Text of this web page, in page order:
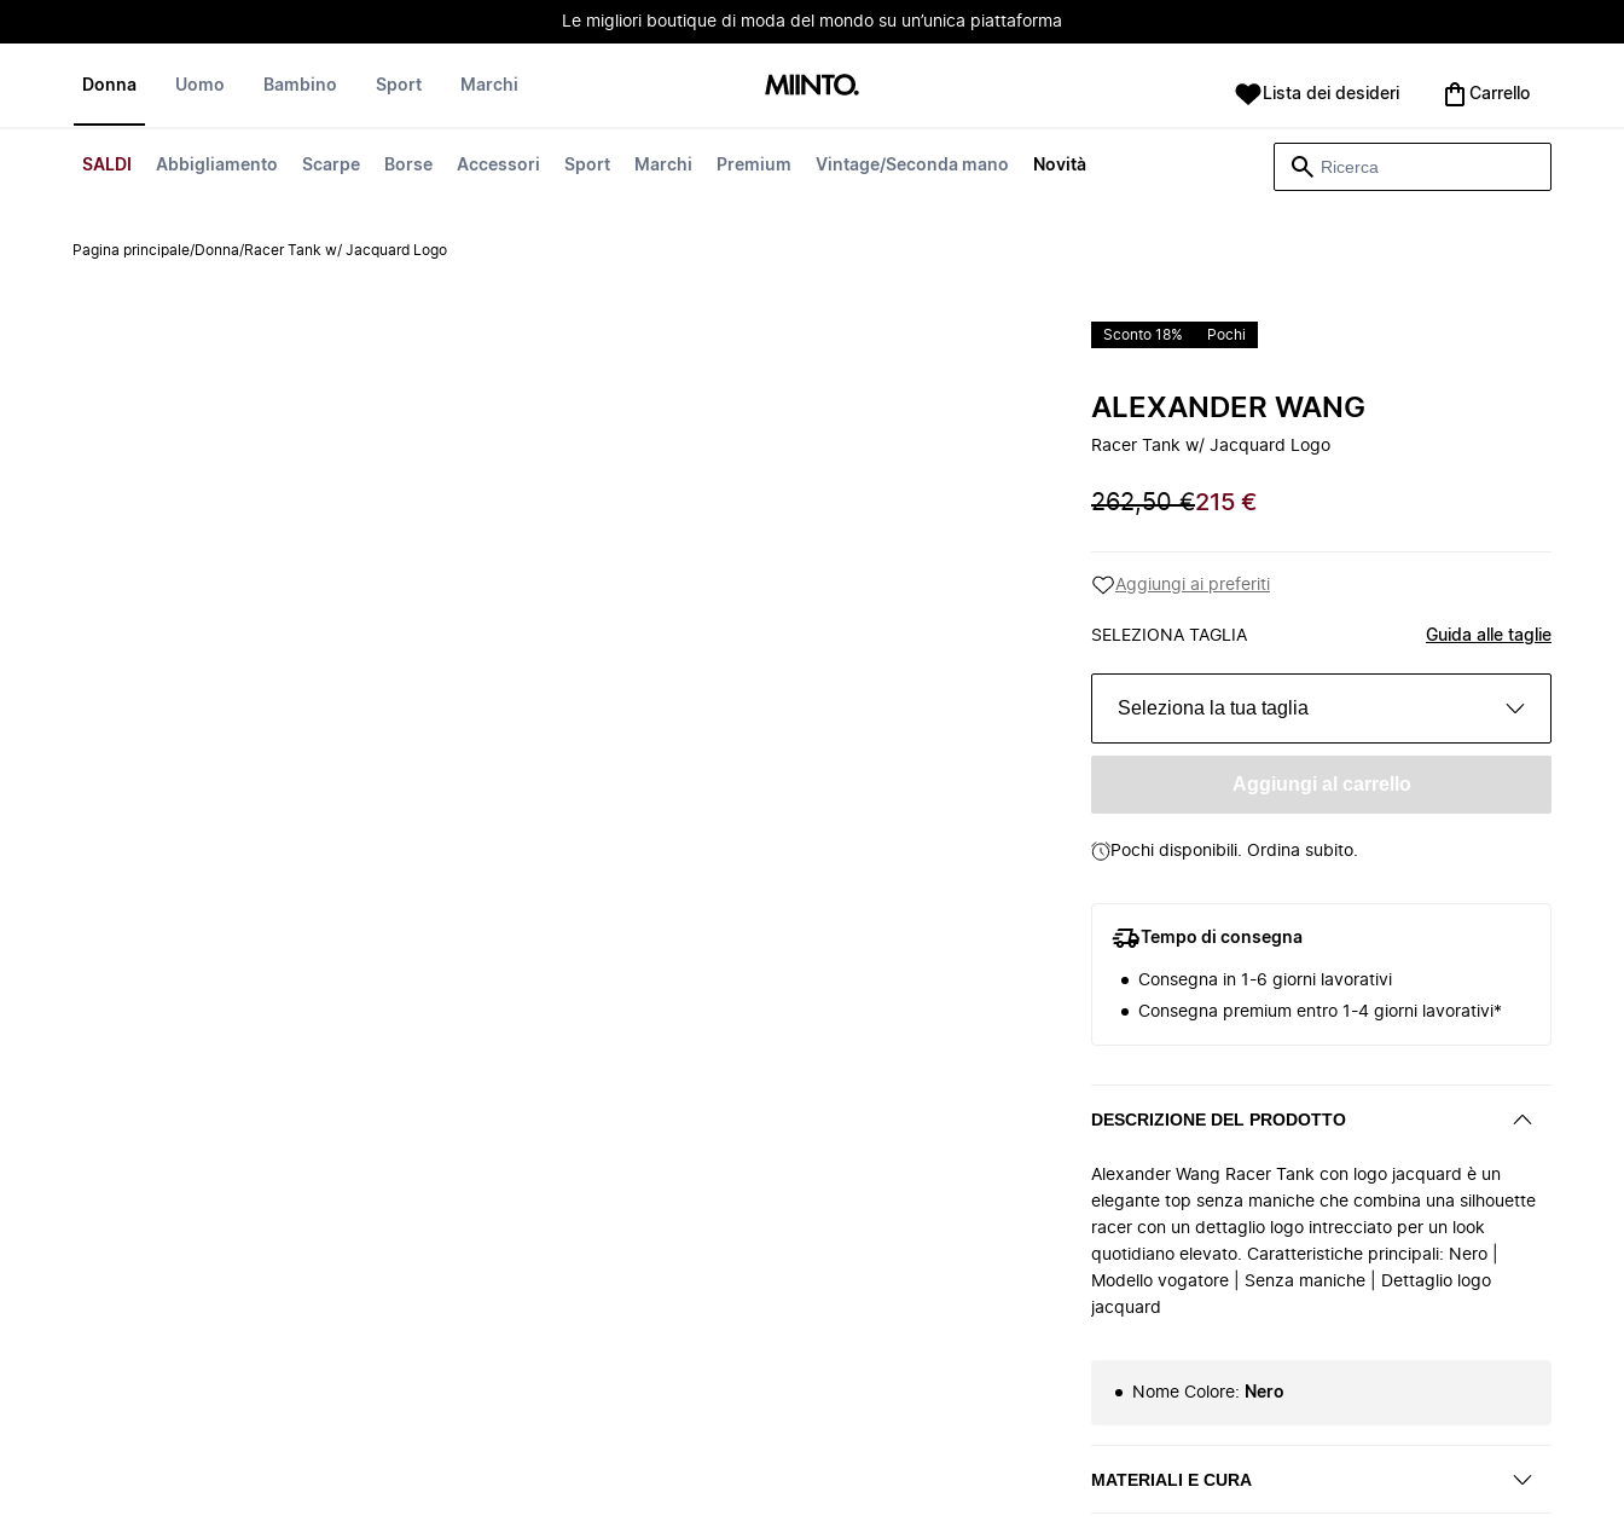
Le migliori boutique di moda del mondo su un’unica piattaforma
Donna
SALDI Abbigliamento Scarpe Borse Accessori Sport Marchi Premium Vintage/Seconda mano Novità
Uomo Bambino Sport Marchi Lista dei desideri Carrello
Pagina principale/Donna/Racer Tank w/ Jacquard Logo
Sconto 18% Pochi
ALEXANDER WANG
Racer Tank w/ Jacquard Logo
262,50 €215 €
Aggiungi ai preferiti
SELEZIONA TAGLIA Guida alle taglie
Seleziona la tua taglia
Aggiungi al carrello
Pochi disponibili. Ordina subito.
Tempo di consegna
Consegna in 1-6 giorni lavorativi
Consegna premium entro 1-4 giorni lavorativi*
DESCRIZIONE DEL PRODOTTO
Alexander Wang Racer Tank con logo jacquard è un
elegante top senza maniche che combina una silhouette
racer con un dettaglio logo intrecciato per un look
quotidiano elevato. Caratteristiche principali: Nero |
Modello vogatore | Senza maniche | Dettaglio logo
jacquard
Nome Colore: Nero
MATERIALI E CURA